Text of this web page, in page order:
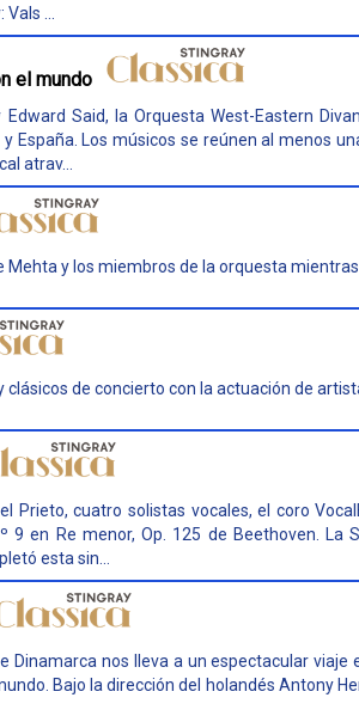
...
el mundo
Said, la Orquesta West-Eastern
España. Los músicos se reúnen al menos
atrav...
y los miembros de la orquesta
de concierto con la actuación de
Prieto, cuatro solistas vocales, el coro
9 en Re menor, Op. 125 de Beethoven. La
esta sin...
Dinamarca nos lleva a un espectacular
Bajo la dirección del holandés Antony